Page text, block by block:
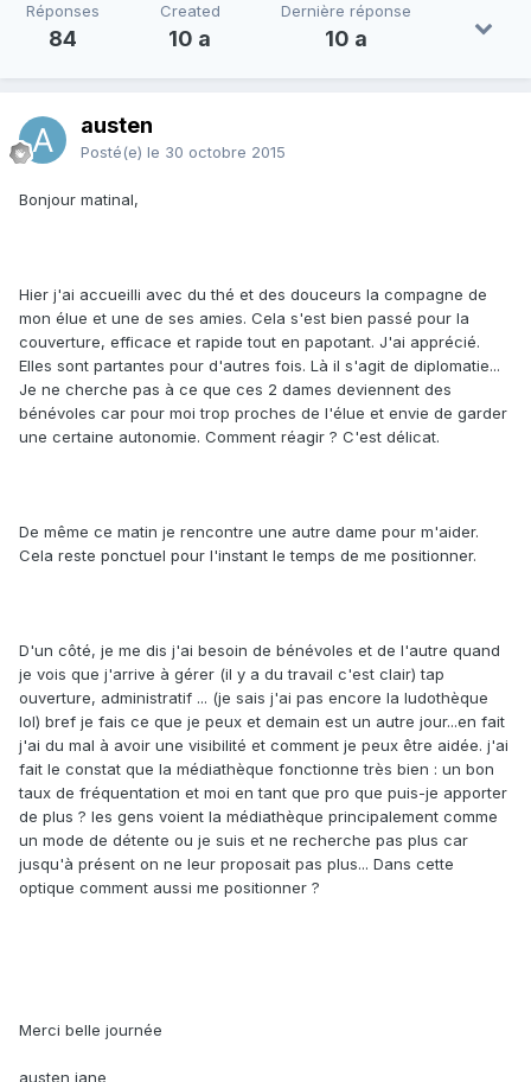
Réponses
84
Created
10 a
Dernière réponse
10 a
austen
Posté(e) le 30 octobre 2015
Bonjour matinal,
Hier j'ai accueilli avec du thé et des douceurs la compagne de
mon élue et une de ses amies. Cela s'est bien passé pour la
couverture, efficace et rapide tout en papotant. J'ai apprécié.
Elles sont partantes pour d'autres fois. Là il s'agit de diplomatie...
Je ne cherche pas à ce que ces 2 dames deviennent des
bénévoles car pour moi trop proches de l'élue et envie de garder
une certaine autonomie. Comment réagir ? C'est délicat.
De même ce matin je rencontre une autre dame pour m'aider.
Cela reste ponctuel pour l'instant le temps de me positionner.
D'un côté, je me dis j'ai besoin de bénévoles et de l'autre quand
je vois que j'arrive à gérer (il y a du travail c'est clair) tap
ouverture, administratif ... (je sais j'ai pas encore la ludothèque
lol) bref je fais ce que je peux et demain est un autre jour...en fait
j'ai du mal à avoir une visibilité et comment je peux être aidée. j'ai
fait le constat que la médiathèque fonctionne très bien : un bon
taux de fréquentation et moi en tant que pro que puis-je apporter
de plus ? les gens voient la médiathèque principalement comme
un mode de détente ou je suis et ne recherche pas plus car
jusqu'à présent on ne leur proposait pas plus... Dans cette
optique comment aussi me positionner ?
Merci belle journée
austen jane